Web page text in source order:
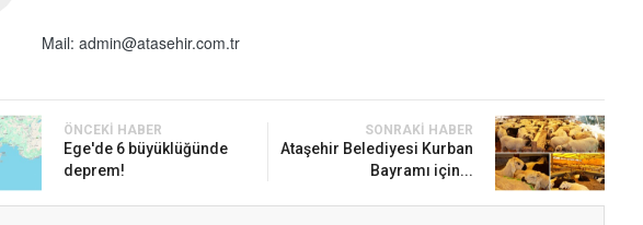
Mail: admin@atasehir.com.tr
ÖNCEKI HABER
Ege'de 6 büyüklüğünde
deprem!
SONRAKI HABER
Ataşehir Belediyesi Kurban
Bayramı için...